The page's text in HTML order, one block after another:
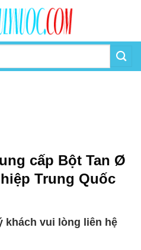
cấp Bột Tan Ø
Trung Quốc
khách vui lòng liên hệ